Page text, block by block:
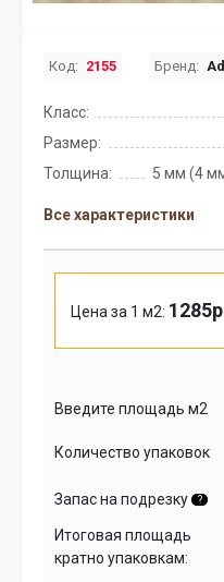
Код: 2155 Бренд:
Класс:
Размер:
Толщина:
Все характеристики
Цена за 1 м2:
Введите площадь м2
Количество упаковок
Запас на подрезку ?
Итоговая площадь
кратно упаковкам: